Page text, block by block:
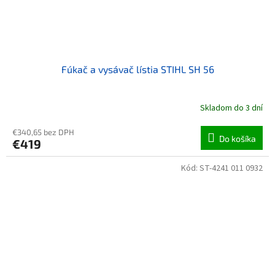
Fúkač a vysávač lístia STIHL SH 56
Skladom do 3 dní
€340,65 bez DPH
€419 Do košíka
Kód: ST-4241 011 0932